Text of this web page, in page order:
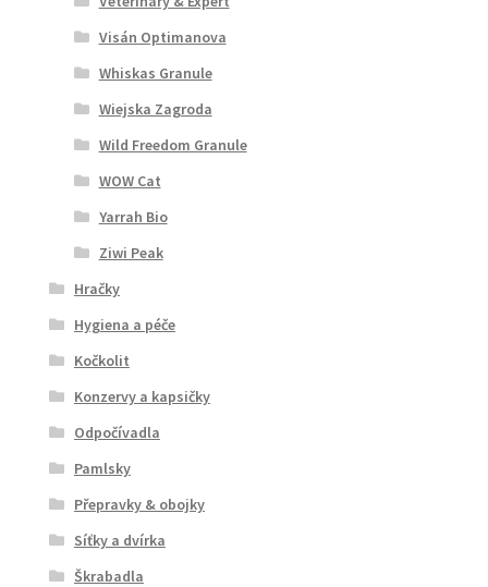
Visán Optimanova
Whiskas Granule
Wiejska Zagroda
Wild Freedom Granule
WOW Cat
Yarrah Bio
Ziwi Peak
Hračky
Hygiena a péče
Kočkolit
Konzervy a kapsičky
Odpočívadla
Pamlsky
Přepravky & obojky
Síťky a dvírka
Škrabadla